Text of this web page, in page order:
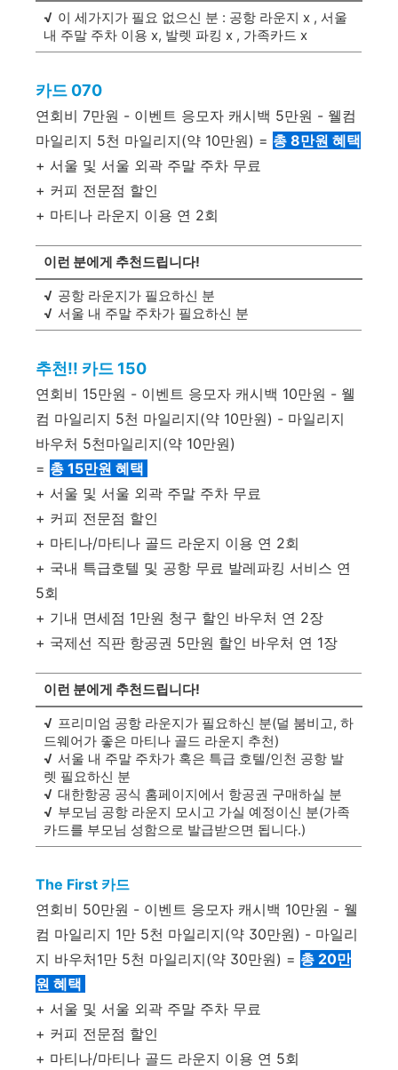
√ 이 세가지가 필요 없으신 분 : 공항 라운지 x , 서울
내 주말 주차 이용 x, 발렛 파킹 x , 가족카드 x
카드 070
연회비 7만원 - 이벤트 응모자 캐시백 5만원 - 웰컴
마일리지 5천 마일리지(약 10만원) = 총 8만원 혜택
+ 서울 및 서울 외곽 주말 주차 무료
+ 커피 전문점 할인
+ 마티나 라운지 이용 연 2회
이런 분에게 추천드립니다!
√ 공항 라운지가 필요하신 분
√ 서울 내 주말 주차가 필요하신 분
추천!! 카드 150
연회비 15만원 - 이벤트 응모자 캐시백 10만원 - 웰
컴 마일리지 5천 마일리지(약 10만원) - 마일리지
바우처 5천마일리지(약 10만원)
= 총 15만원 혜택
+ 서울 및 서울 외곽 주말 주차 무료
+ 커피 전문점 할인
+ 마티나/마티나 골드 라운지 이용 연 2회
+ 국내 특급호텔 및 공항 무료 발레파킹 서비스 연
5회
+ 기내 면세점 1만원 청구 할인 바우처 연 2장
+ 국제선 직판 항공권 5만원 할인 바우처 연 1장
이런 분에게 추천드립니다!
√ 프리미엄 공항 라운지가 필요하신 분(덜 붐비고, 하
드웨어가 좋은 마티나 골드 라운지 추천)
√ 서울 내 주말 주차가 혹은 특급 호텔/인천 공항 발
렛 필요하신 분
√ 대한항공 공식 홈페이지에서 항공권 구매하실 분
√ 부모님 공항 라운지 모시고 가실 예정이신 분(가족
카드를 부모님 성함으로 발급받으면 됩니다.)
The First 카드
연회비 50만원 - 이벤트 응모자 캐시백 10만원 - 웰
컴 마일리지 1만 5천 마일리지(약 30만원) - 마일리
지 바우처1만 5천 마일리지(약 30만원) = 총 20만
원 혜택
+ 서울 및 서울 외곽 주말 주차 무료
+ 커피 전문점 할인
+ 마티나/마티나 골드 라운지 이용 연 5회